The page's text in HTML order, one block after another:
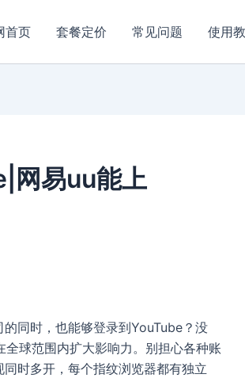
首页 套餐定价 常见问题 使用
网易uu能上
同时，也能够登录到YouTube？没
球范围内扩大影响力。别担心各种账
时多开，每个指纹浏览器都有独立